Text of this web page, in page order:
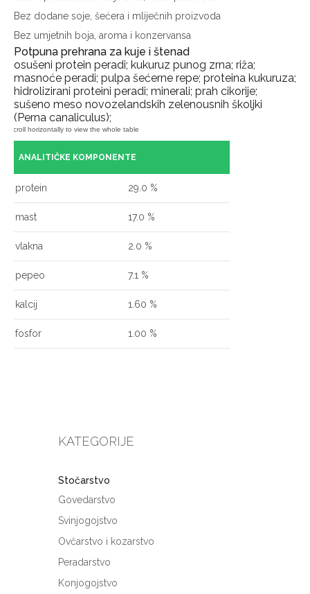
Bez dodane soje, šećera i mliječnih proizvoda
Bez umjetnih boja, aroma i konzervansa
Potpuna prehrana za kuje i štenad
osušeni protein peradi; kukuruz punog zrna; riža;
masnoće peradi; pulpa šećerne repe; proteina kukuruza;
hidrolizirani proteini peradi; minerali; prah cikorije;
sušeno meso novozelandskih zelenousnih školjki
(Perna canaliculus);
ANALITIČKE KOMPONENTE
protein 29.0 %
mast 17.0 %
vlakna 2.0 %
pepeo 7.1 %
kalcij 1.60 %
fosfor 1.00 %
KATEGORIJE
Stočarstvo
Govedarstvo
Svinjogojstvo
Ovčarstvo i kozarstvo
Peradarstvo
Konjogojstvo